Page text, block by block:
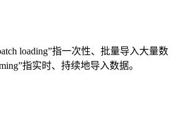
loading”指一次性、批量导入大量数
指实时、持续地导入数据。